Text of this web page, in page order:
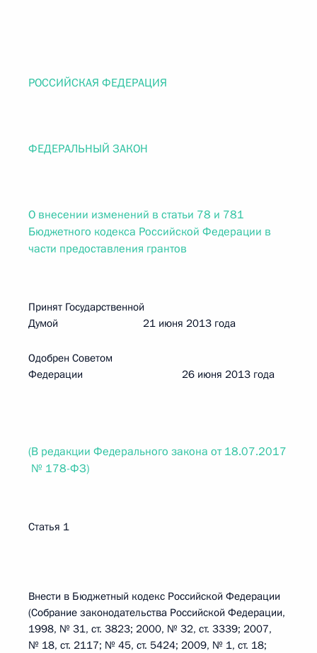
РОССИЙСКАЯ ФЕДЕРАЦИЯ
ФЕДЕРАЛЬНЫЙ ЗАКОН
О внесении изменений в статьи 78 и 781
Бюджетного кодекса Российской Федерации в
части предоставления грантов
Принят Государственной
Думой 21 июня 2013 года
Одобрен Советом
Федерации 26 июня 2013 года
(В редакции Федерального закона от 18.07.2017
№ 178-ФЗ)
Статья 1
Внести в Бюджетный кодекс Российской Федерации
(Собрание законодательства Российской Федерации,
1998, № 31, ст. 3823; 2000, № 32, ст. 3339; 2007,
№ 18, ст. 2117; № 45, ст. 5424; 2009, № 1, ст. 18;